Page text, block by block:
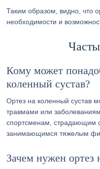
Таким образом, видно, что
необходимости и
Кому может
коленный сустав?
Ортез на коленный сустав
травмами или
спортсменам, страдающим
занимающимся тяжелым
Зачем нужен ортез